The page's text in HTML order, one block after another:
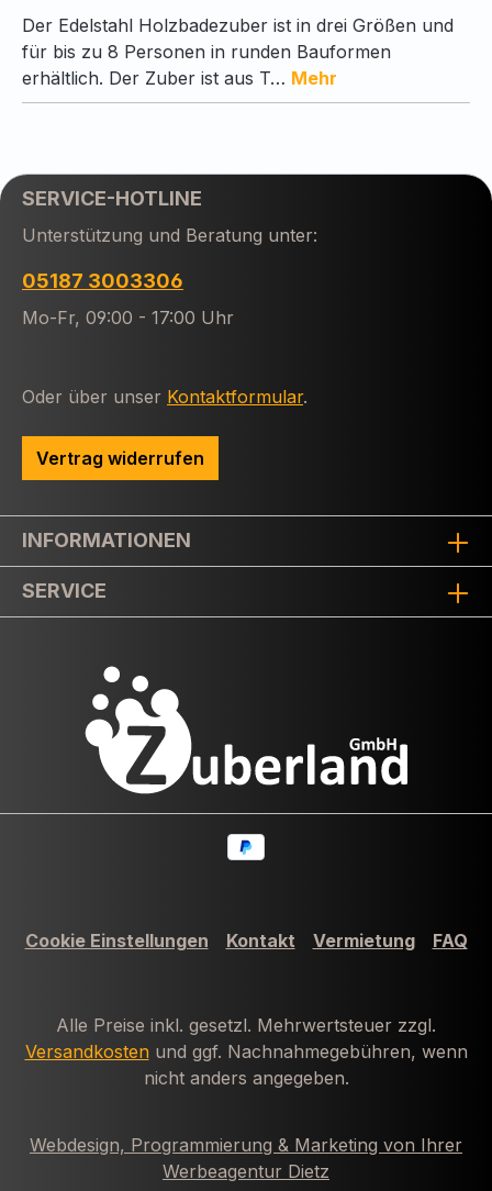
Der Edelstahl Holzbadezuber ist in drei Größen und
für bis zu 8 Personen in runden Bauformen
erhältlich. Der Zuber ist aus T… Mehr
SERVICE-HOTLINE
Unterstützung und Beratung unter:
05187 3003306
Mo-Fr, 09:00 - 17:00 Uhr
Oder über unser Kontaktformular.
Vertrag widerrufen
INFORMATIONEN
SERVICE
Cookie Einstellungen Kontakt Vermietung FAQ
Alle Preise inkl. gesetzl. Mehrwertsteuer zzgl.
Versandkosten und ggf. Nachnahmegebühren, wenn
nicht anders angegeben.
Webdesign, Programmierung & Marketing von Ihrer
Werbeagentur Dietz